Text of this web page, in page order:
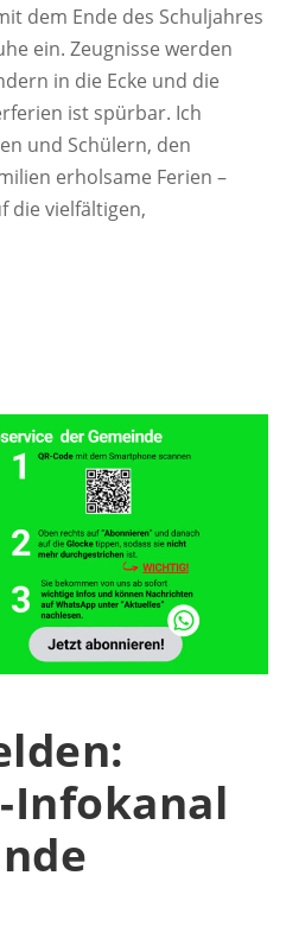
dem Ende des Schuljahres
ein. Zeugnisse werden
in die Ecke und die
ist spürbar. Ich
und Schülern, den
erholsame Ferien –
die vielfältigen,
Infokanal